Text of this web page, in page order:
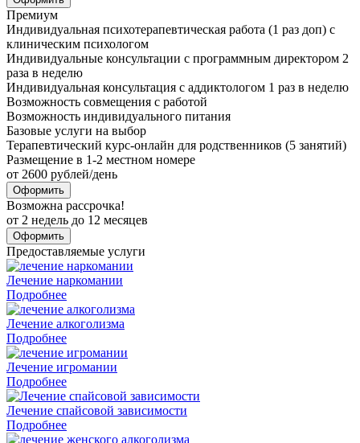
Премиум
Индивидуальная психотерапевтическая работа (1 раз доп) с
клиническим психологом
Индивидуальные консультации с программным директором 2
раза в неделю
Индивидуальная консультация с аддиктологом 1 раз в неделю
Возможность совмещения с работой
Возможность индивидуального питания
Базовые услуги на выбор
Терапевтический курс-онлайн для родственников (5 занятий)
Размещение в 1-2 местном номере
от 2600 рублей/день
Оформить
Возможна рассрочка!
от 2 недель до 12 месяцев
Оформить
Предоставляемые услуги
Лечение наркомании
Подробнее
Лечение алкоголизма
Подробнее
Лечение игромании
Подробнее
Лечение спайсовой зависимости
Подробнее